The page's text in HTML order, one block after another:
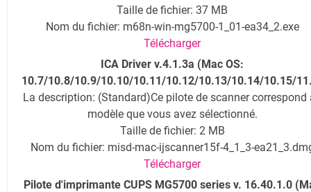
Taille de fichier: 37 MB
Nom du fichier: m68n-win-mg5700-1_01-ea34_2.exe
Télécharger
ICA Driver v.4.1.3a (Mac OS:
10.7/10.8/10.9/10.10/10.11/10.12/10.13/10.14/10.15/
La description: (Standard)Ce pilote de scanner correspond
modèle que vous avez sélectionné.
Taille de fichier: 2 MB
Nom du fichier: misd-mac-ijscanner15f-4_1_3-
Télécharger
Pilote d'imprimante CUPS MG5700 series v. 16.40.1.0 (